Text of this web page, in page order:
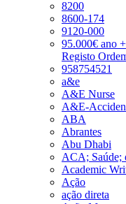
8200
8600-174
9120-000
95.000€ ano
Registo
958754521
a&e
A&E Nurse
A&E-
ABA
Abrantes
Abu Dhabi
ACA; Saúde;
Academic
Ação
ação direta